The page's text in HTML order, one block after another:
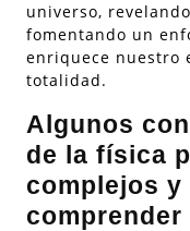
universo,
fomentando un
enriquece nuestro
totalidad.
Algunos
de la física
complejos